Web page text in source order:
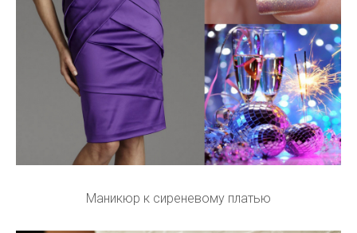
Маникюр к сиреневому платью